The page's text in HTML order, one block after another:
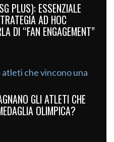
PLUS): ESSENZIALE
AD HOC
DI “FAN ENGAGEMENT”
GLI ATLETI CHE
OLIMPICA?